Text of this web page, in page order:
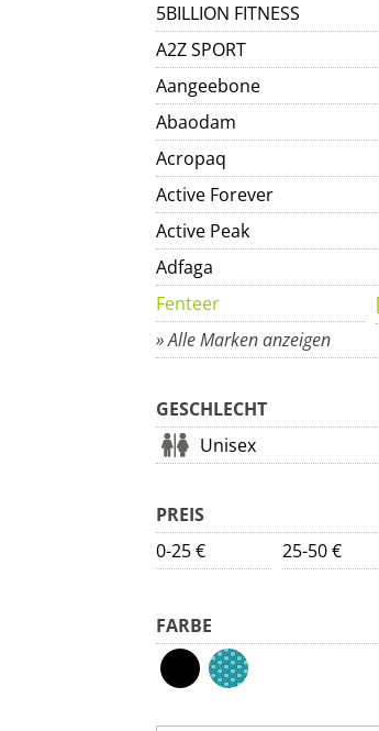
5BILLION FITNESS
A2Z SPORT
Aangeebone
Abaodam
Acropaq
Active Forever
Active Peak
Adfaga
Fenteer
» Alle Marken anzeigen
GESCHLECHT
Unisex
PREIS
0-25 €
25-50 €
FARBE